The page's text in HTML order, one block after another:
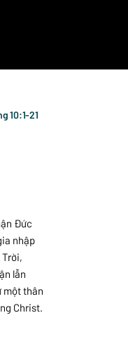
10:1-21
Đức
nhập
lẫn
một thân
Christ.